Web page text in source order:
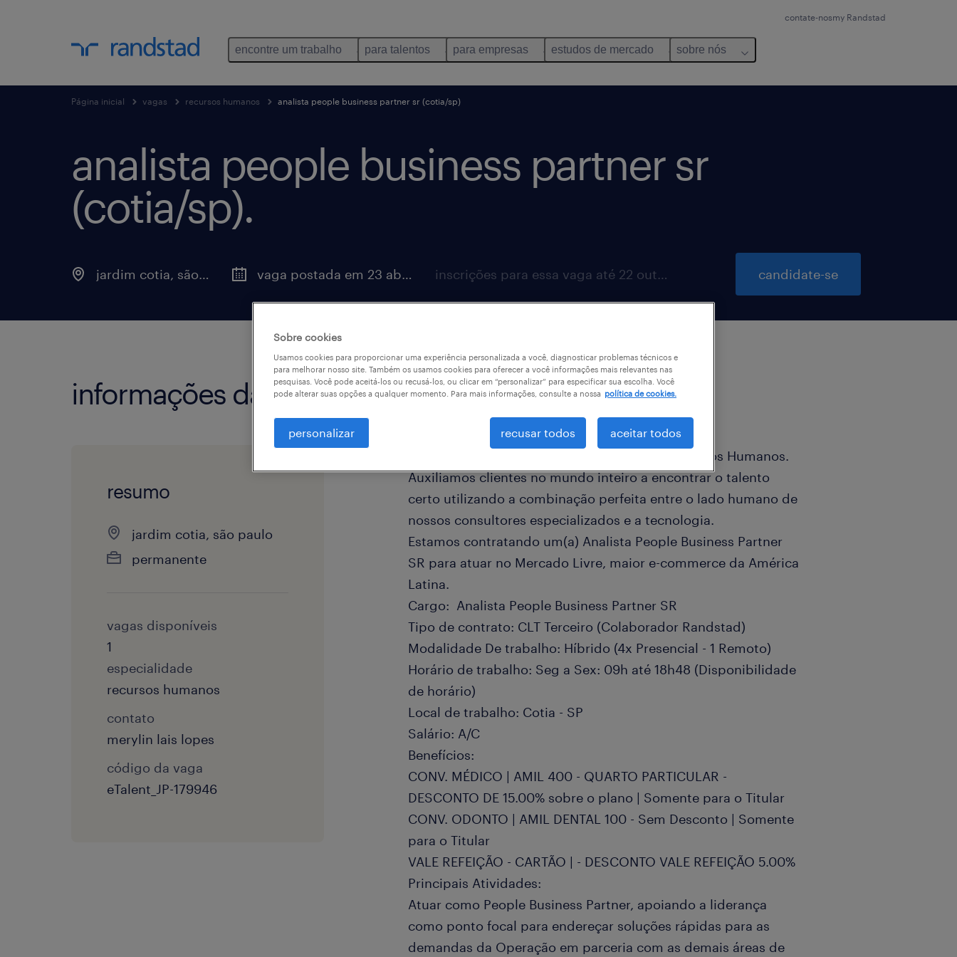
contate-nosmy Randstad
encontre um trabalho para talentos para empresas estudos de mercado sobre nós
Página inicial vagas recursos humanos analista ​people ​business ​partner sr (cotia/sp)
analista ​people ​business ​partner sr
(cotia/sp).
jardim cotia, são paulo vaga postada em 23 abril 2026 inscrições para essa vaga até 22 outubro 2026 candidate-se
informações da vaga
resumo
jardim cotia, são paulo
permanente
vagas disponíveis
1
especialidade
recursos humanos
contato
merylin lais lopes
código da vaga
eTalent_JP-179946
A Randstad é líder global em soluções de Recursos Humanos.
Auxiliamos clientes no mundo inteiro a encontrar o talento
certo utilizando a combinação perfeita entre o lado humano de
nossos consultores especializados e a tecnologia.
Estamos contratando um(a) Analista ​People ​Business ​Partner
SR para atuar no Mercado Livre, maior e-commerce da América
Latina.
Cargo: Analista ​People ​Business ​Partner SR
Tipo de contrato: CLT Terceiro (Colaborador Randstad)
Modalidade De trabalho: Híbrido (4x Presencial - 1 Remoto)
Horário de trabalho: Seg a Sex: 09h até 18h48 (Disponibilidade
de horário)
Local de trabalho: Cotia - SP
Salário: A/C
Benefícios:
CONV. MÉDICO | AMIL 400 - QUARTO PARTICULAR -
DESCONTO DE 15.00% sobre o plano | Somente para o Titular
CONV. ODONTO | AMIL DENTAL 100 - Sem Desconto | Somente
para o Titular
VALE REFEIÇÃO - CARTÃO | - DESCONTO VALE REFEIÇÃO 5.00%
Principais Atividades:
Atuar como People Business Partner, apoiando a liderança
como ponto focal para endereçar soluções rápidas para as
demandas da Operação em parceria com as demais áreas de
Sobre cookies
Usamos cookies para proporcionar uma experiência personalizada a você, diagnosticar problemas técnicos e
para melhorar nosso site. Também os usamos cookies para oferecer a você informações mais relevantes nas
pesquisas. Você pode aceitá-los ou recusá-los, ou clicar em “personalizar” para especificar sua escolha. Você
pode alterar suas opções a qualquer momento. Para mais informações, consulte a nossa política de cookies.
personalizar recusar todos aceitar todos